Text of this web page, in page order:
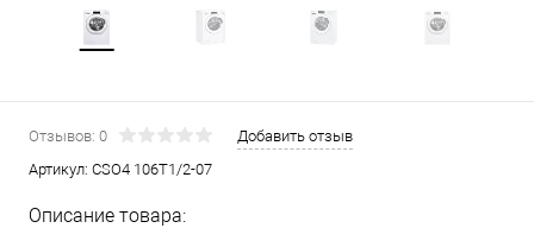
Отзывов: 0
Добавить отзыв
Артикул: CSO4 106T1/2-07
Описание товара: